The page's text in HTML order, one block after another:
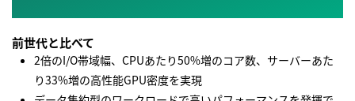
前世代と比べて
2倍のI/O帯域幅、CPUあたり50%増のコア数、サーバーあた
り33%増の高性能GPU密度を実現